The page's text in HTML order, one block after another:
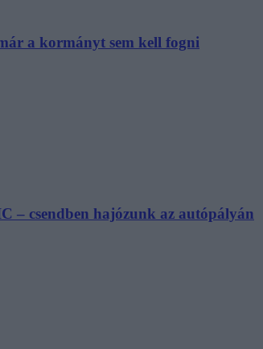
a kormányt sem kell fogni
– csendben hajózunk az autópályán